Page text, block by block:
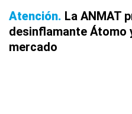
Atención La ANMAT
desinflamante Átomo
mercado